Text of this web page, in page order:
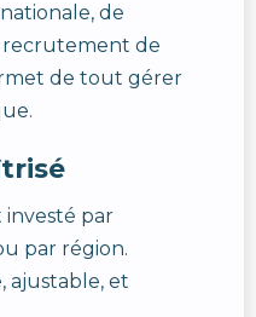
de
recrutement de
de tout gérer
par
par région.
ajustable, et